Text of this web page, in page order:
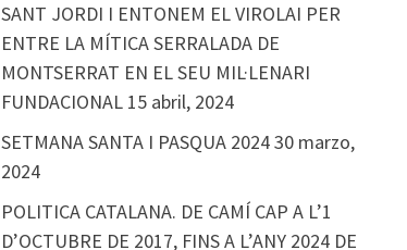
SANT JORDI I ENTONEM EL VIROLAI PER
ENTRE LA MÍTICA SERRALADA DE
MONTSERRAT EN EL SEU MIL·LENARI
FUNDACIONAL 15 abril, 2024
SETMANA SANTA I PASQUA 202430 marzo,
2024
POLITICA CATALANA. DE CAMÍ CAP A L’1
D’OCTUBRE DE 2017, FINS A L’ANY 2024 DE